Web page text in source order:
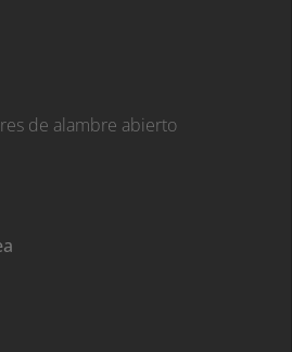
de alambre abierto